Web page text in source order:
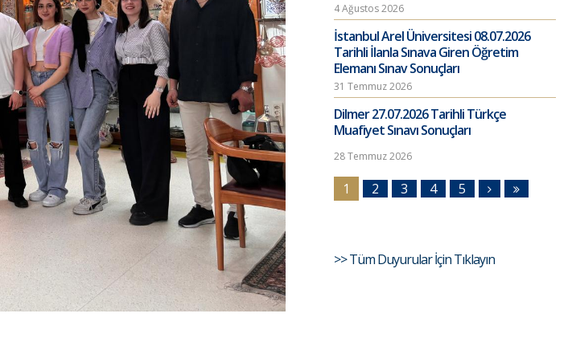
4 Ağustos 2026
İstanbul Arel Üniversitesi 08.07.2026
Tarihli İlanla Sınava Giren Öğretim
Elemanı Sınav Sonuçları
31 Temmuz 2026
Dilmer 27.07.2026 Tarihli Türkçe
Muafiyet Sınavı Sonuçları
28 Temmuz 2026
1 2 3 4 5
>> Tüm Duyurular İçin Tıklayın